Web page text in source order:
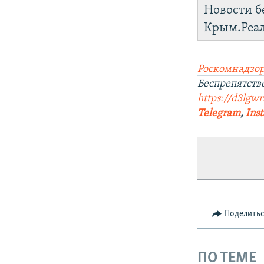
Новости
https://
Telegram,
ПО ТЕМЕ